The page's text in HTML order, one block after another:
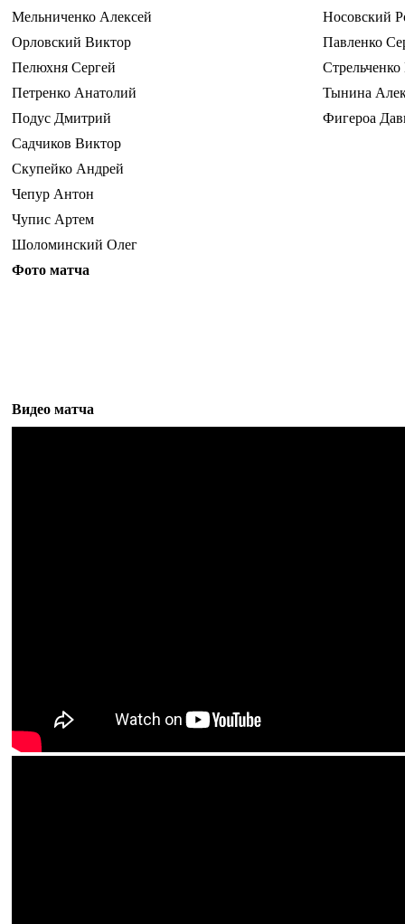
Мельниченко Алексей
Носовский
Орловский Виктор
Павленко
Пелюхня Сергей
Петренко Анатолий
Тынина
Подус Дмитрий
Фигероа
Садчиков Виктор
Скупейко Андрей
Чепур Антон
Чупис Артем
Шоломинский Олег
Фото матча
Видео матча